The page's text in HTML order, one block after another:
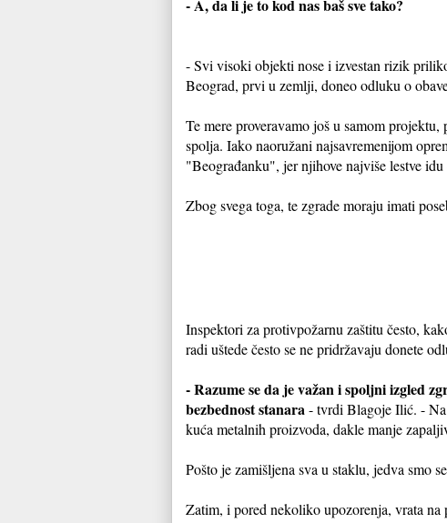
- A, da li je to kod nas baš sve tako?
- Svi visoki objekti nose i izvestan rizik
Beograd, prvi u zemlji, doneo odluku o
Te mere proveravamo još u samom
spolja. Iako naoružani najsavremenijom
"Beograđanku", jer njihove najviše lestve idu
Zbog svega toga, te zgrade moraju imati
Inspektori za protivpožarnu zaštitu često,
radi uštede često se ne pridržavaju donete
- Razume se da je važan i spoljni izgled
bezbednost stanara - tvrdi Blagoje Ilić. -
kuća metalnih proizvoda, dakle manje
Pošto je zamišljena sva u staklu, jedva smo
Zatim, i pored nekoliko upozorenja, vrata na